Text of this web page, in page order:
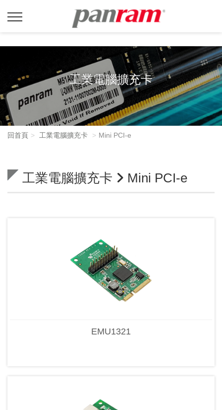
工業電腦擴充卡
回首頁 工業電腦擴充卡 Mini PCI-e
工業電腦擴充卡 Mini PCI-e
EMU1321